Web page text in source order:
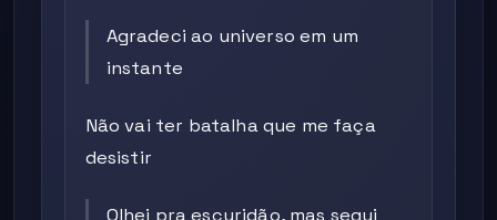
Agradeci ao universo em um
instante
Não vai ter batalha que me faça
desistir
Olhei pra escuridão, mas segui